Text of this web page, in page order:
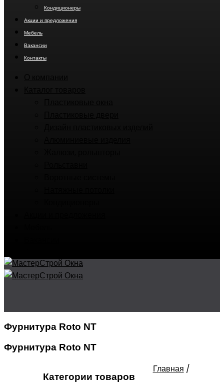
Кондиционеры
Акции и предложения
Мебель
Вакансии
Контакты
Фурнитура Roto NT
Фурнитура Roto NT
Категории товаров
Главная /